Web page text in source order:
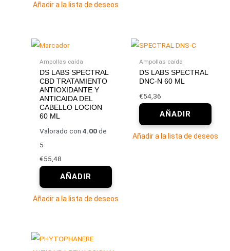
Añadir a la lista de deseos
Ampollas caída
DS LABS SPECTRAL
CBD TRATAMIENTO
ANTIOXIDANTE Y
ANTICAIDA DEL
CABELLO LOCION
60 ML
Valorado con4.00de
5
€55,48
Añadir a la lista de deseos
Ampollas caída
DS LABS SPECTRAL
DNC-N 60 ML
€54,36
Añadir a la lista de deseos